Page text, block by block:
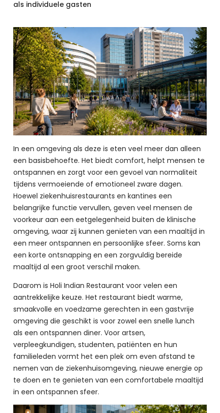
als individuele gasten
In een omgeving als deze is eten veel meer dan alleen
een basisbehoefte. Het biedt comfort, helpt mensen te
ontspannen en zorgt voor een gevoel van normaliteit
tijdens vermoeiende of emotioneel zware dagen.
Hoewel ziekenhuisrestaurants en kantines een
belangrijke functie vervullen, geven veel mensen de
voorkeur aan een eetgelegenheid buiten de klinische
omgeving, waar zij kunnen genieten van een maaltijd in
een meer ontspannen en persoonlijke sfeer. Soms kan
een korte ontsnapping en een zorgvuldig bereide
maaltijd al een groot verschil maken.
Daarom is Holi Indian Restaurant voor velen een
aantrekkelijke keuze. Het restaurant biedt warme,
smaakvolle en voedzame gerechten in een gastvrije
omgeving die geschikt is voor zowel een snelle lunch
als een ontspannen diner. Voor artsen,
verpleegkundigen, studenten, patiënten en hun
familieleden vormt het een plek om even afstand te
nemen van de ziekenhuisomgeving, nieuwe energie op
te doen en te genieten van een comfortabele maaltijd
in een ontspannen sfeer.